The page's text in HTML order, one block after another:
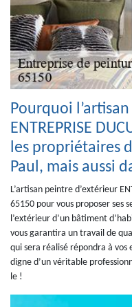
Pourquoi
ENTREPRISE
les propriétaires
Paul, mais aussi
L’artisan peintre d’extérieur
65150 pour vous proposer ses
l’extérieur d’un bâtiment
vous garantira un travail de
qui sera réalisé répondra à vos
digne d’un véritable
le !